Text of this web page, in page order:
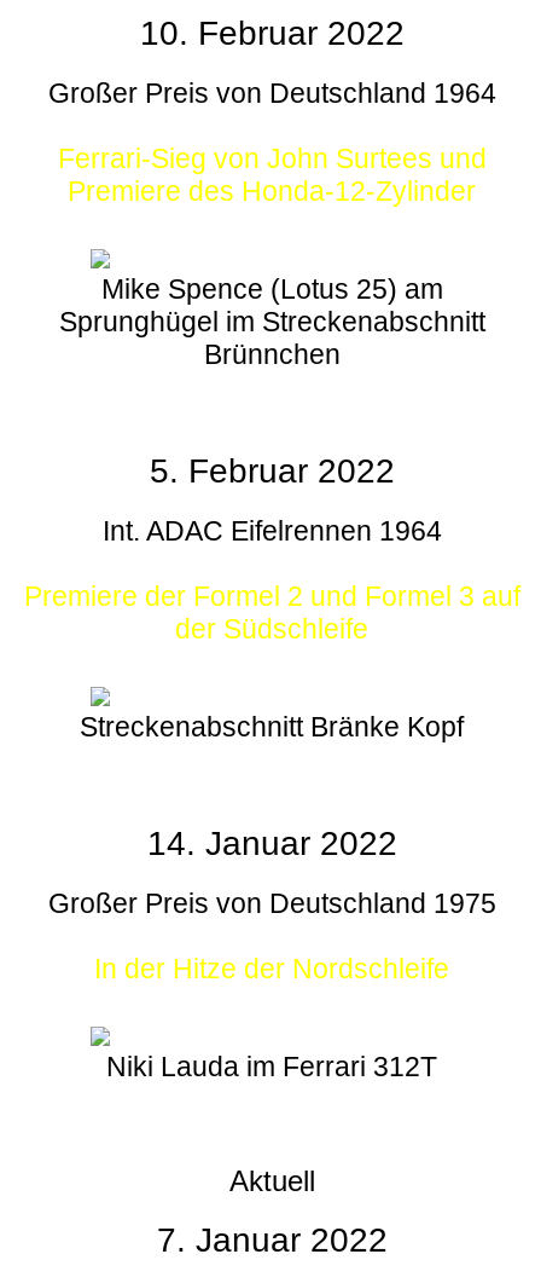
10. Februar 2022
Großer Preis von Deutschland 1964
Ferrari-Sieg von John Surtees und
Premiere des Honda-12-Zylinder
Mike Spence (Lotus 25) am
Sprunghügel im Streckenabschnitt
Brünnchen
5. Februar 2022
Int. ADAC Eifelrennen 1964
Premiere der Formel 2 und Formel 3 auf
der Südschleife
Streckenabschnitt Bränke Kopf
14. Januar 2022
Großer Preis von Deutschland 1975
In der Hitze der Nordschleife
Niki Lauda im Ferrari 312T
Aktuell
7. Januar 2022